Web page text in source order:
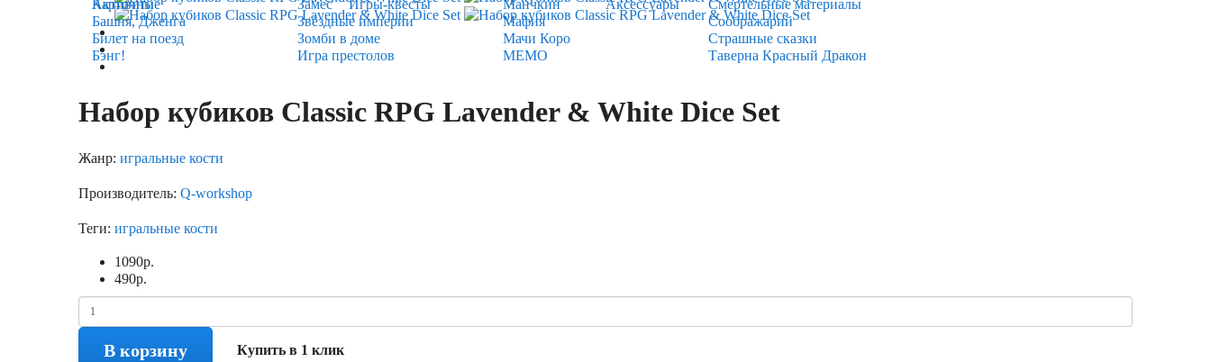
Карточные
Игры-квесты
Аксессуары
Активити
Башня, Дженга
Билет на поезд
Бэнг!
Замес
Звёздные империи
Зомби в доме
Игра престолов
Манчкин
Мафия
Мачи Коро
МЕМО
Смертельные материалы
Соображарий
Страшные сказки
Таверна Красный Дракон
Набор кубиков Classic RPG Lavender & White Dice Set
Жанр: игральные кости
Производитель: Q-workshop
Теги: игральные кости
1090р.
490р.
В корзину Купить в 1 клик